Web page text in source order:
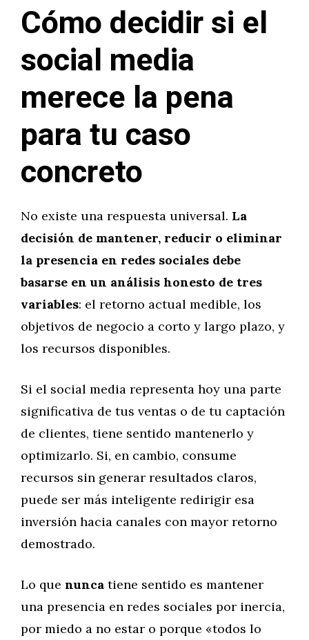
Cómo decidir si el
social media
merece la pena
para tu caso
concreto
No existe una respuesta universal. La
decisión de mantener, reducir o eliminar
la presencia en redes sociales debe
basarse en un análisis honesto de tres
variables: el retorno actual medible, los
objetivos de negocio a corto y largo plazo, y
los recursos disponibles.
Si el social media representa hoy una parte
significativa de tus ventas o de tu captación
de clientes, tiene sentido mantenerlo y
optimizarlo. Si, en cambio, consume
recursos sin generar resultados claros,
puede ser más inteligente redirigir esa
inversión hacia canales con mayor retorno
demostrado.
Lo que nunca tiene sentido es mantener
una presencia en redes sociales por inercia,
por miedo a no estar o porque «todos lo